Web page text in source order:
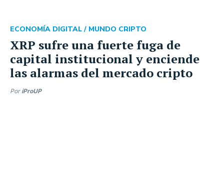
XRP sufre una fuerte fuga de
capital institucional y enciende
las alarmas del mercado cripto
ECONOMÍA DIGITAL / MUNDO CRIPTO
Por iProUP